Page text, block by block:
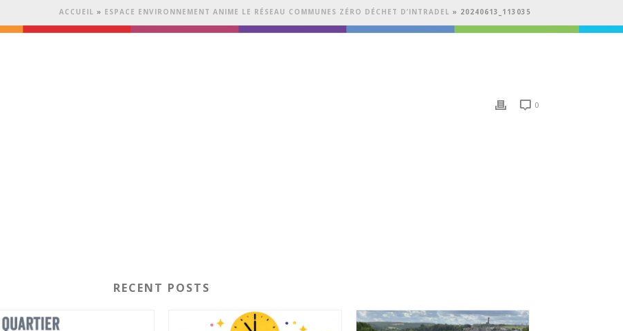
ACCUEIL » ESPACE ENVIRONNEMENT ANIME LE RÉSEAU COMMUNES ZÉRO DÉCHET D’INTRADEL » 20240613_113035
0
RECENT POSTS